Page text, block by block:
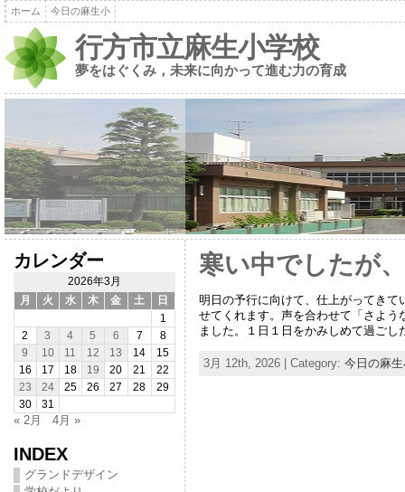
ホーム 今日の麻生小
行方市立麻生小学校
夢をはぐくみ，未来に向かって進む力の育成
カレンダー
2026年3月
月
火 水 木 金 土
日
1
2
3 4 5 6 7
8
9
10 11 12 13 14
15
16
17 18 19 20 21
22
23
24 25 26 27 28
29
30
31
« 2月 4月 »
INDEX
グランドデザイン
寒い中でしたが
明日の予行に向けて、仕上がってき
せてくれます。声を合わせて「さよ
ました。１日１日をかみしめて過ごし
3月 12th, 2026 | Category: 今日の麻